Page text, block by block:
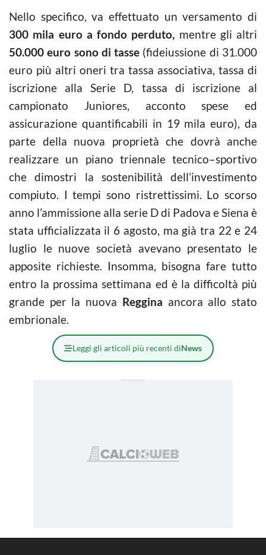
Nello specifico, va effettuato un versamento di
300 mila euro a fondo perduto, mentre gli altri
50.000 euro sono di tasse (fideiussione di 31.000
euro più altri oneri tra tassa associativa, tassa di
iscrizione alla Serie D, tassa di iscrizione al
campionato Juniores, acconto spese ed
assicurazione quantificabili in 19 mila euro), da
parte della nuova proprietà che dovrà anche
realizzare un piano triennale tecnico–sportivo
che dimostri la sostenibilità dell’investimento
compiuto. I tempi sono ristrettissimi. Lo scorso
anno l’ammissione alla serie D di Padova e Siena è
stata ufficializzata il 6 agosto, ma già tra 22 e 24
luglio le nuove società avevano presentato le
apposite richieste. Insomma, bisogna fare tutto
entro la prossima settimana ed è la difficoltà più
grande per la nuova Reggina ancora allo stato
embrionale.
Leggi gli articoli più recenti diNews